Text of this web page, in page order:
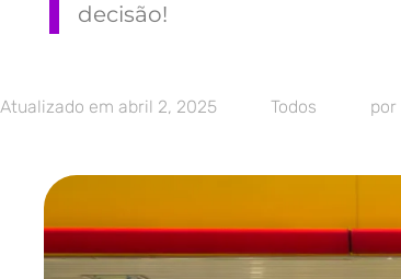
decisão!
Atualizado em abril 2, 2025 Todos por